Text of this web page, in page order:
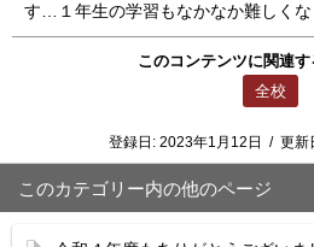
す…１年生の学習もなかなか難しくな
このコンテンツに関連
全校
登録日: 2023年1月12日 / 更新
このカテゴリー内の他のページ